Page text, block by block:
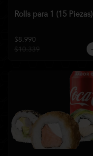
Rolls para 1 (15 Piezas)
$8.990
$10.339